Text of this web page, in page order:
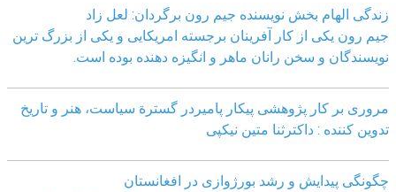
زندگی الهام بخش نویسنده جیم رون برگردان: لعل زاد
جیم رون یکی از کار آفرینان برجسته امریکایی و یکی از بزرگ ترین
نویسندگان و سخن رانان ماهر و انگیزه دهنده بوده است.
مروری بر کار پژوهشی پیکار پامیردر گسترة سیاست، هنر و تاریخ
تدوین کننده : داکترثنا متین نیکپی
چگونگی پیدایش و رشد بورژوازی در افغانستان